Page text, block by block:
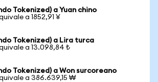
Tokenized) a Yuan chino
a 1852,91 ¥
Tokenized) a Lira turca
a 13.098,84 ₺
Tokenized) a Won surcoreano
a 386.639,15 ₩